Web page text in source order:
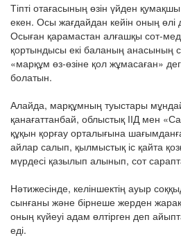
Тіпті отағасының өзін үйден
екен. Осы жағдайдан кейін оның өлі
Осыған қарамастан алғашқы сот-
қортындысы екі баланың анасының
«марқұм өз-өзіне қол жұмасаған»
болатын.
Алайда, марқұмның туыстары
қанағаттанбай, облыстық ІІД мен
құқын қорғау орталығына
айлар салып, қылмыстық іс қайта
мүрдесі қазылып алынып, сот
Нәтижесінде, келіншектің ауыр
сынғаны және бірнеше жерден
оның күйеуі адам өлтірген деп
еді.